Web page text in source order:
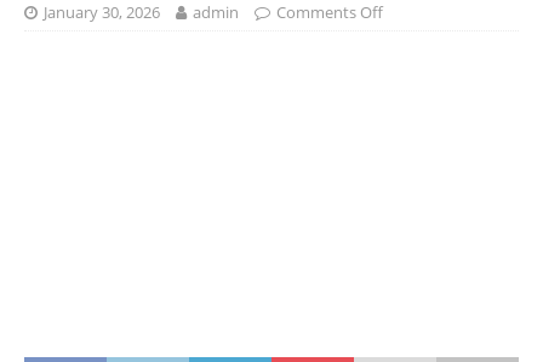
January 30, 2026 admin Comments Off